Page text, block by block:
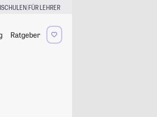
|FÜR LEHRER
Ratgeber